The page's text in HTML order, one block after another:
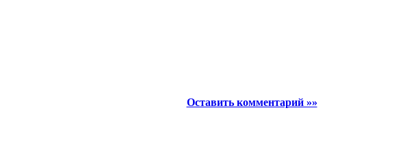
Оставить комментарий »»